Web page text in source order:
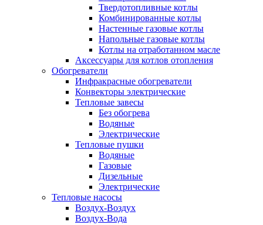
Твердотопливные котлы
Комбинированные котлы
Настенные газовые котлы
Напольные газовые котлы
Котлы на отработанном масле
Аксессуары для котлов отопления
Обогреватели
Инфракрасные обогреватели
Конвекторы электрические
Тепловые завесы
Без обогрева
Водяные
Электрические
Тепловые пушки
Водяные
Газовые
Дизельные
Электрические
Тепловые насосы
Воздух-Воздух
Воздух-Вода